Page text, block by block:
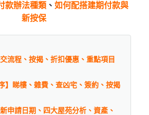
款辦法種類 、 如何配搭建期付款與
新按保
流程、按揭、折扣優惠、重點項目
】睇樓、雜費、查凶宅、簽約、按揭
申請日期、四大屋苑分析、資產、